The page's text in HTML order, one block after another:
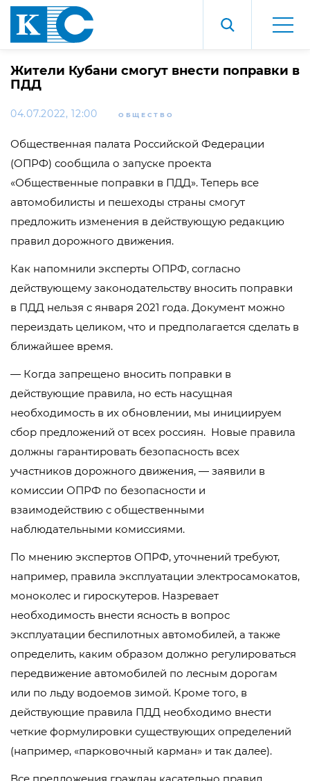
Жители Кубани смогут внести поправки в
ПДД
04.07.2022, 12:00 ОБЩЕСТВО
Общественная палата Российской Федерации
(ОПРФ) сообщила о запуске проекта
«Общественные поправки в ПДД». Теперь все
автомобилисты и пешеходы страны смогут
предложить изменения в действующую редакцию
правил дорожного движения.
Как напомнили эксперты ОПРФ, согласно
действующему законодательству вносить поправки
в ПДД нельзя с января 2021 года. Документ можно
переиздать целиком, что и предполагается сделать в
ближайшее время.
— Когда запрещено вносить поправки в
действующие правила, но есть насущная
необходимость в их обновлении, мы инициируем
сбор предложений от всех россиян. Новые правила
должны гарантировать безопасность всех
участников дорожного движения, — заявили в
комиссии ОПРФ по безопасности и
взаимодействию с общественными
наблюдательными комиссиями.
По мнению экспертов ОПРФ, уточнений требуют,
например, правила эксплуатации электросамокатов,
моноколес и гироскутеров. Назревает
необходимость внести ясность в вопрос
эксплуатации беспилотных автомобилей, а также
определить, каким образом должно регулироваться
передвижение автомобилей по лесным дорогам
или по льду водоемов зимой. Кроме того, в
действующие правила ПДД необходимо внести
четкие формулировки существующих определений
(например, «парковочный карман» и так далее).